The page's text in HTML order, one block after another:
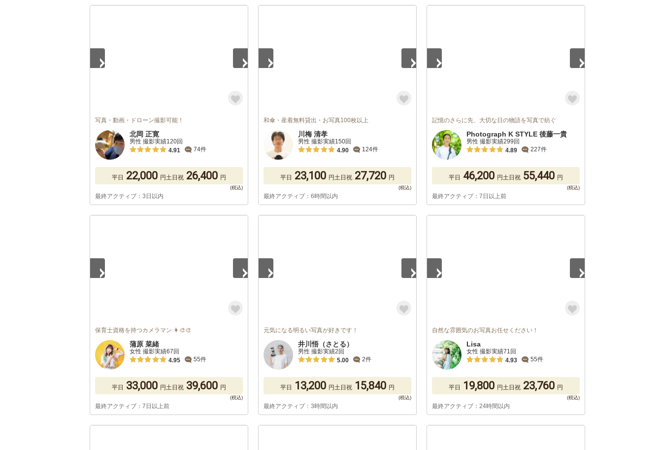
写真・動画・ドローン撮影可能！
北岡 正寛
男性 撮影実績120回
4.91
74件
平日 22,000 円土日祝 26,400 円
最終アクティブ：3日以内
和傘・産着無料貸出・お写真100枚以上
川梅 清孝
男性 撮影実績150回
4.90
124件
平日 23,100 円土日祝 27,720 円
最終アクティブ：6時間以内
記憶のさらに先、大切な日の物語を写真で紡ぐ
Photograph K STYLE 後藤一貴
男性 撮影実績299回
4.89
227件
平日 46,200 円土日祝 55,440 円
最終アクティブ：7日以上前
保育士資格を持つカメラマン 👩‍🎨🎨
蒲原 菜緒
女性 撮影実績67回
4.95
55件
平日 33,000 円土日祝 39,600 円
最終アクティブ：7日以上前
元気になる明るい写真が好きです！
井川悟（さとる）
男性 撮影実績2回
5.00
2件
平日 13,200 円土日祝 15,840 円
最終アクティブ：3時間以内
自然な雰囲気のお写真お任せください！
Lisa
女性 撮影実績71回
4.93
55件
平日 19,800 円土日祝 23,760 円
最終アクティブ：24時間以内